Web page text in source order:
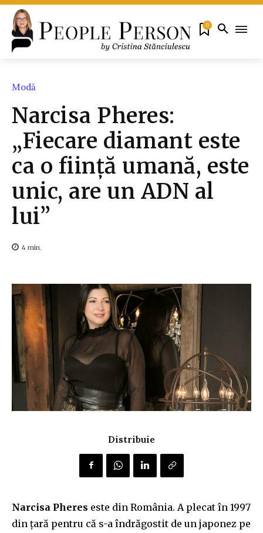
0
Modă
Narcisa Pheres:
„Fiecare diamant este
ca o ființă umană, este
unic, are un ADN al
lui”
4 min.
Distribuie
Narcisa Pheres este din România. A plecat în 1997
din țară pentru că s-a îndrăgostit de un japonez pe